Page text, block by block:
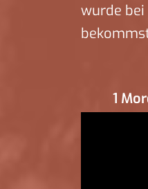
wurde
1